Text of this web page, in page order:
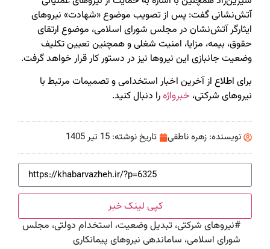
آتش‌نشانی گفت: پس از تصویب موضوع «شهادت» نیروهای
ایثارگر آتش‌نشان در مجلس شورای اسلامی، موضوع ارتقای
حقوق، بیمه، مزایا، امنیت شغلی و همچنین تعیین تکلیف
وضعیت جانبازی این نیروها نیز در دستور کار قرار خواهد گرفت.
برای اطلاع از آخرین اخبار استخدامی و تصمیمات مرتبط با
نیروهای شرکتی، خبرواژهرا دنبال کنید.
نویسنده: زهره ناطقی تاریخ نوشته: 15 تیر 1405
کپی لینک خبر
#نیروهای شرکتی، تبدیل وضعیت، استخدام دولتی، مجلس
شورای اسلامی، ساماندهی نیروهای پیمانکاری